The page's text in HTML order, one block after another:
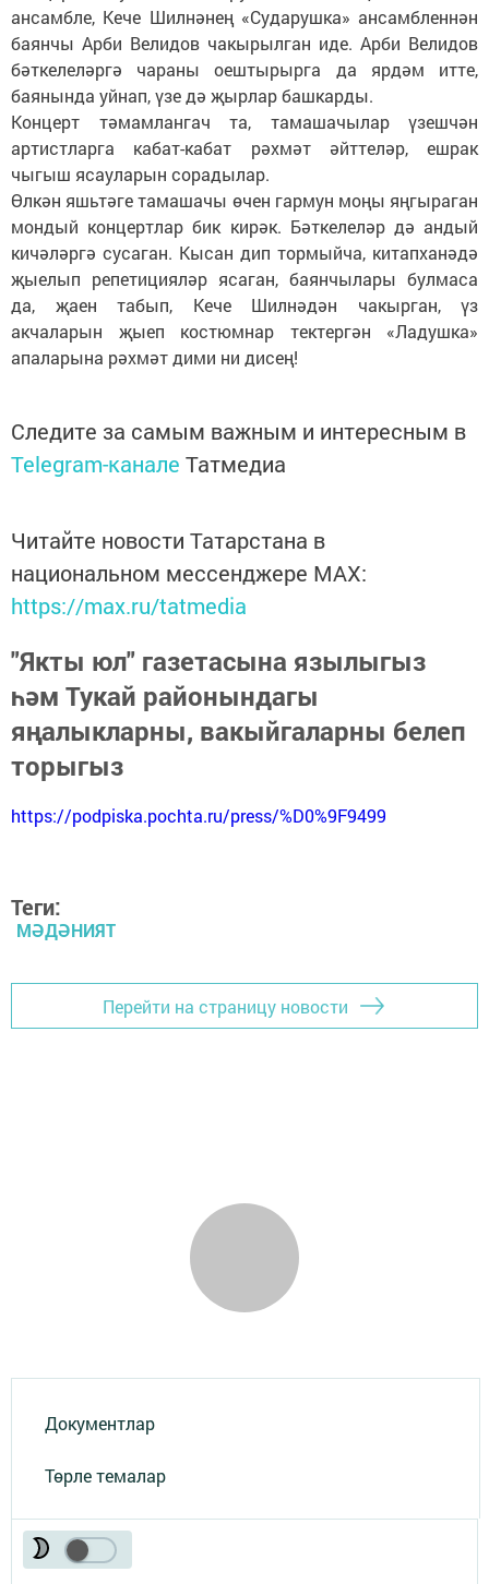
ансамбле, Кече Шилнәнең «Сударушка» ансамбленнән
баянчы Арби Велидов чакырылган иде. Арби Велидов
бәткелеләргә чараны оештырырга да ярдәм итте,
баянында уйнап, үзе дә җырлар башкарды.
Концерт тәмамлангач та, тамашачылар үзешчән
артистларга кабат-кабат рәхмәт әйттеләр, ешрак
чыгыш ясауларын сорадылар.
Өлкән яшьтәге тамашачы өчен гармун моңы яңгыраган
мондый концертлар бик кирәк. Бәткелеләр дә андый
кичәләргә сусаган. Кысан дип тормыйча, китапханәдә
җыелып репетицияләр ясаган, баянчылары булмаса
да, җаен табып, Кече Шилнәдән чакырган, үз
акчаларын җыеп костюмнар тектергән «Ладушка»
апаларына рәхмәт дими ни дисең!
Следите за самым важным и интересным в
Telegram-канале Татмедиа
Читайте новости Татарстана в
национальном мессенджере MАХ:
https://max.ru/tatmedia
"Якты юл" газетасына язылыгыз
һәм Тукай районындагы
яңалыкларны, вакыйгаларны белеп
торыгыз
https://podpiska.pochta.ru/press/%D0%9F9499
Теги:
МӘДӘНИЯТ
Перейти на страницу новости
Документлар
Төрле темалар